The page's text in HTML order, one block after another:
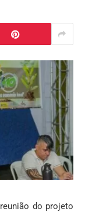
do projeto